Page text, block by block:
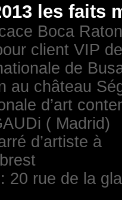
les faits
Boca
client VIP
de
au château
d’art
( Madrid)
d’artiste à
20 rue de la